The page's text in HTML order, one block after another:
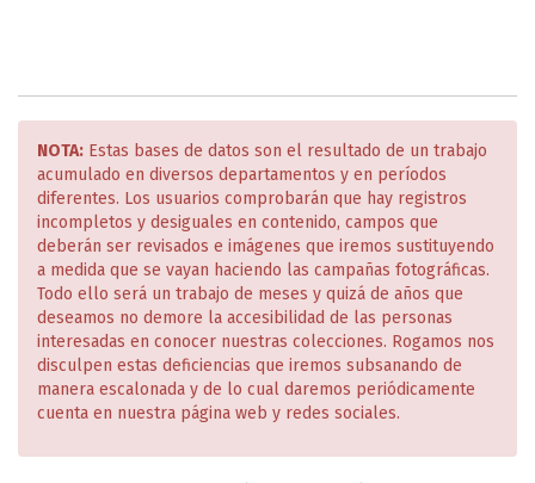
NOTA: Estas bases de datos son el resultado de un trabajo
acumulado en diversos departamentos y en períodos
diferentes. Los usuarios comprobarán que hay registros
incompletos y desiguales en contenido, campos que
deberán ser revisados e imágenes que iremos sustituyendo
a medida que se vayan haciendo las campañas fotográficas.
Todo ello será un trabajo de meses y quizá de años que
deseamos no demore la accesibilidad de las personas
interesadas en conocer nuestras colecciones. Rogamos nos
disculpen estas deficiencias que iremos subsanando de
manera escalonada y de lo cual daremos periódicamente
cuenta en nuestra página web y redes sociales.